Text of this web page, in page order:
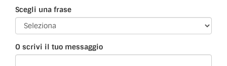
Scegli una frase
O scrivi il tuo messaggio